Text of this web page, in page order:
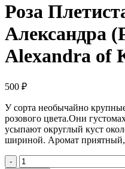
Роза
Алeксандра
Alexandra of
500 ₽
У сорта необычайно
розового цвета.Они
усыпают округлый куст
шириной. Аромат